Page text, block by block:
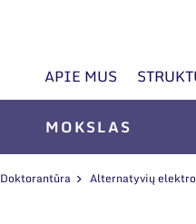
APIE MUS
MOKSLAS
Doktorantūra Alternatyvių